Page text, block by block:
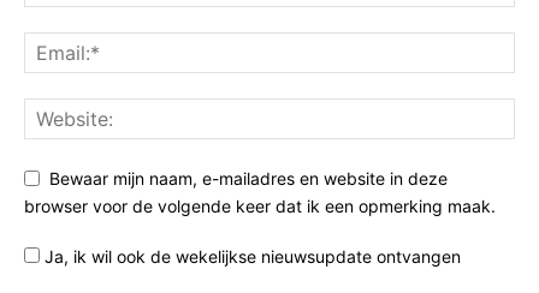
Bewaar mijn naam, e-mailadres en website in deze
browser voor de volgende keer dat ik een opmerking maak.
Ja, ik wil ook de wekelijkse nieuwsupdate ontvangen